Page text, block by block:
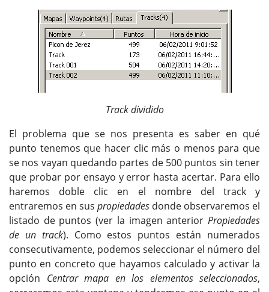
Track dividido
El problema que se nos presenta es saber en qué
punto tenemos que hacer clic más o menos para que
se nos vayan quedando partes de 500 puntos sin tener
que probar por ensayo y error hasta acertar. Para ello
haremos doble clic en el nombre del track y
entraremos en sus propiedades donde observaremos el
listado de puntos (ver la imagen anterior Propiedades
de un track). Como estos puntos están numerados
consecutivamente, podemos seleccionar el número del
punto en concreto que hayamos calculado y activar la
opción Centrar mapa en los elementos seleccionados,